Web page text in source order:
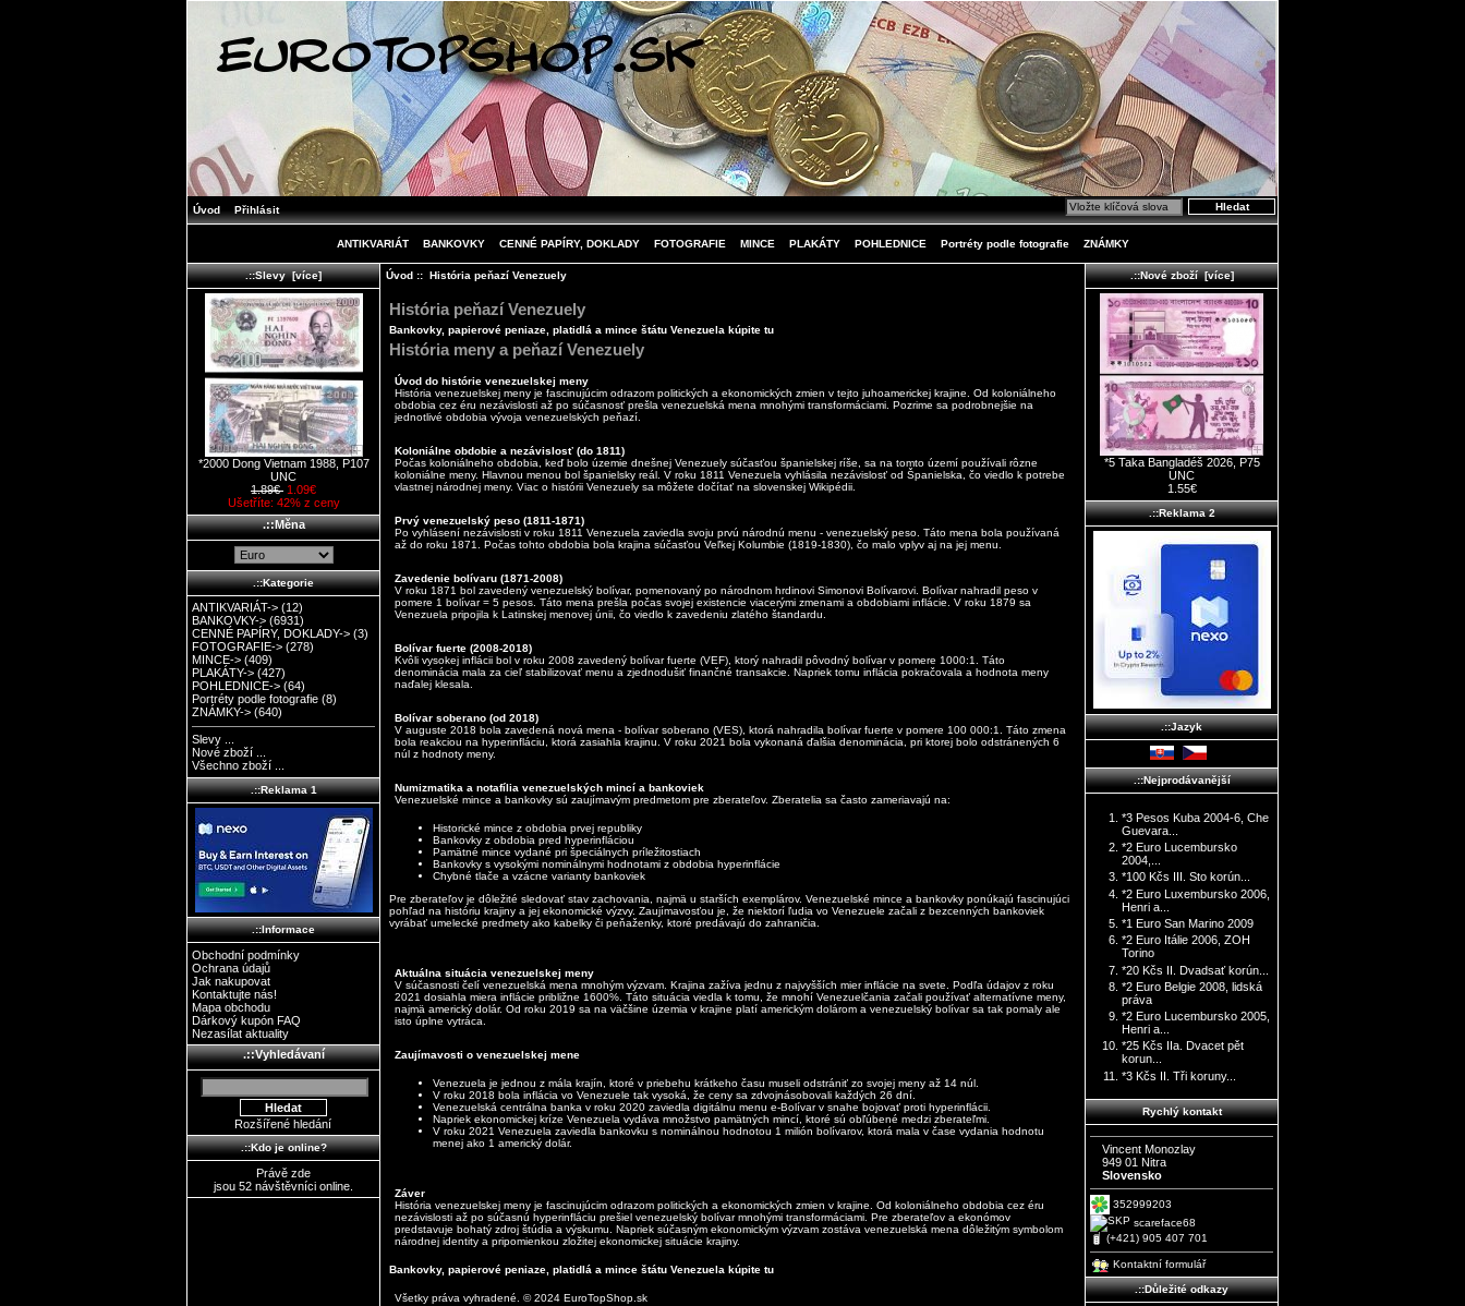
Úvod Přihlásit
ANTIKVARIÁT BANKOVKY CENNÉ PAPÍRY, DOKLADY FOTOGRAFIE MINCE PLAKÁTY POHLEDNICE Portréty podle fotografie ZNÁMKY
.::Slevy [více]
*2000 Dong Vietnam 1988, P107
UNC
1.89€ 1.09€
Ušetříte: 42% z ceny
.::Měna
.::Kategorie
ANTIKVARIÁT-> (12)
BANKOVKY-> (6931)
CENNÉ PAPÍRY, DOKLADY-> (3)
FOTOGRAFIE-> (278)
MINCE-> (409)
PLAKÁTY-> (427)
POHLEDNICE-> (64)
Portréty podle fotografie (8)
ZNÁMKY-> (640)
Slevy ...
Nové zboží ...
Všechno zboží ...
.::Reklama 1
.::Informace
Obchodní podmínky
Ochrana údajů
Jak nakupovat
Kontaktujte nás!
Mapa obchodu
Dárkový kupón FAQ
Nezasílat aktuality
.::Vyhledávaní
Rozšířené hledání
.::Kdo je online?
Právě zde
jsou 52 návštěvníci online.
Úvod:: História peňazí Venezuely
História peňazí Venezuely
Bankovky, papierové peniaze, platidlá a mince štátu Venezuela kúpite tu
História meny a peňazí Venezuely
Úvod do histórie venezuelskej meny
História venezuelskej meny je fascinujúcim odrazom politických a ekonomických zmien v tejto juhoamerickej krajine. Od koloniálneho
obdobia cez éru nezávislosti až po súčasnosť prešla venezuelská mena mnohými transformáciami. Pozrime sa podrobnejšie na
jednotlivé obdobia vývoja venezuelských peňazí.
Koloniálne obdobie a nezávislosť (do 1811)
Počas koloniálneho obdobia, keď bolo územie dnešnej Venezuely súčasťou španielskej ríše, sa na tomto území používali rôzne
koloniálne meny. Hlavnou menou bol španielsky reál. V roku 1811 Venezuela vyhlásila nezávislosť od Španielska, čo viedlo k potrebe
vlastnej národnej meny. Viac o histórii Venezuely sa môžete dočítať na slovenskej Wikipédii
Prvý venezuelský peso (1811-1871)
Po vyhlásení nezávislosti v roku 1811 Venezuela zaviedla svoju prvú národnú menu - venezuelský peso. Táto mena bola používaná
až do roku 1871. Počas tohto obdobia bola krajina súčasťou Veľkej Kolumbie (1819-1830), čo malo vplyv aj na jej menu.
Zavedenie bolívaru (1871-2008)
V roku 1871 bol zavedený venezuelský bolívar, pomenovaný po národnom hrdinovi Simonovi Bolívarovi. Bolívar nahradil peso v
pomere 1 bolívar = 5 pesos. Táto mena prešla počas svojej existencie viacerými zmenami a obdobiami inflácie. V roku 1879 sa
Venezuela pripojila k Latinskej menovej únii, čo viedlo k zavedeniu zlatého štandardu.
Bolívar fuerte (2008-2018)
Kvôli vysokej inflácii bol v roku 2008 zavedený bolívar fuerte (VEF), ktorý nahradil pôvodný bolívar v pomere 1000:1. Táto
denominácia mala za cieľ stabilizovať menu a zjednodušiť finančné transakcie. Napriek tomu inflácia pokračovala a hodnota meny
naďalej klesala.
Bolívar soberano (od 2018)
V auguste 2018 bola zavedená nová mena - bolívar soberano (VES), ktorá nahradila bolívar fuerte v pomere 100 000:1. Táto zmena
bola reakciou na hyperinfláciu, ktorá zasiahla krajinu. V roku 2021 bola vykonaná ďalšia denominácia, pri ktorej bolo odstránených 6
núl z hodnoty meny.
Numizmatika a notafília venezuelských mincí a bankoviek
Venezuelské mince a bankovky sú zaujímavým predmetom pre zberateľov. Zberatelia sa často zameriavajú na:
Historické mince z obdobia prvej republiky
Bankovky z obdobia pred hyperinfláciou
Pamätné mince vydané pri špeciálnych príležitostiach
Bankovky s vysokými nominálnymi hodnotami z obdobia hyperinflácie
Chybné tlače a vzácne varianty bankoviek
Pre zberateľov je dôležité sledovať stav zachovania, najmä u starších exemplárov. Venezuelské mince a bankovky ponúkajú fascinujúci
pohľad na históriu krajiny a jej ekonomické výzvy. Zaujímavosťou je, že niektorí ľudia vo Venezuele začali z bezcenných bankoviek
vyrábať umelecké predmety ako kabelky či peňaženky, ktoré predávajú do zahraničia.
Aktuálna situácia venezuelskej meny
V súčasnosti čelí venezuelská mena mnohým výzvam. Krajina zažíva jednu z najvyšších mier inflácie na svete. Podľa údajov z roku
2021 dosiahla miera inflácie približne 1600%. Táto situácia viedla k tomu, že mnohí Venezuelčania začali používať alternatívne meny,
najmä americký dolár. Od roku 2019 sa na väčšine územia v krajine platí americkým dolárom a venezuelský bolívar sa tak pomaly ale
isto úplne vytráca.
Zaujímavosti o venezuelskej mene
Venezuela je jednou z mála krajín, ktoré v priebehu krátkeho času museli odstrániť zo svojej meny až 14 núl.
V roku 2018 bola inflácia vo Venezuele tak vysoká, že ceny sa zdvojnásobovali každých 26 dní.
Venezuelská centrálna banka v roku 2020 zaviedla digitálnu menu e-Bolívar v snahe bojovať proti hyperinflácii.
Napriek ekonomickej kríze Venezuela vydáva množstvo pamätných mincí, ktoré sú obľúbené medzi zberateľmi.
V roku 2021 Venezuela zaviedla bankovku s nominálnou hodnotou 1 milión bolívarov, ktorá mala v čase vydania hodnotu
menej ako 1 americký dolár.
Záver
História venezuelskej meny je fascinujúcim odrazom politických a ekonomických zmien v krajine. Od koloniálneho obdobia cez éru
nezávislosti až po súčasnú hyperinfláciu prešiel venezuelský bolívar mnohými transformáciami. Pre zberateľov a ekonómov
predstavuje bohatý zdroj štúdia a výskumu. Napriek súčasným ekonomickým výzvam zostáva venezuelská mena dôležitým symbolom
národnej identity a pripomienkou zložitej ekonomickej situácie krajiny.
Bankovky, papierové peniaze, platidlá a mince štátu Venezuela kúpite tu
Všetky práva vyhradené. © 2024 EuroTopShop.sk
.::Nové zboží [více]
*5 Taka Bangladéš 2026, P75
UNC
1.55€
.::Reklama 2
.::Jazyk
.::Nejprodávanější
*3 Pesos Kuba 2004-6, Che
Guevara...
*2 Euro Lucembursko
2004,...
*100 Kčs III. Sto korún...
*2 Euro Luxembursko 2006,
Henri a...
*1 Euro San Marino 2009
*2 Euro Itálie 2006, ZOH
Torino
*20 Kčs II. Dvadsať korún...
*2 Euro Belgie 2008, lidská
práva
*2 Euro Lucembursko 2005,
Henri a...
*25 Kčs IIa. Dvacet pět
korun...
*3 Kčs II. Tři koruny...
Rychlý kontakt
Vincent Monozlay
949 01 Nitra
Slovensko
352999203
scareface68
(+421) 905 407 701
Kontaktní formulář
.::Důležité odkazy